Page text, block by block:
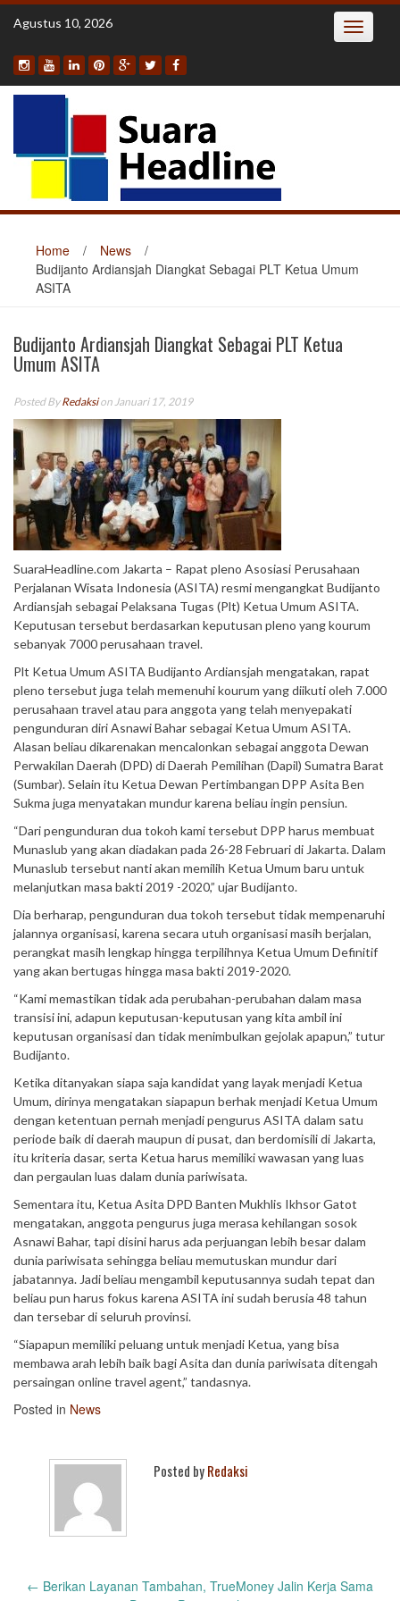
Skip
Agustus 10, 2026 Toggle
Home / News
/
Budijanto Ardiansjah Diangkat Sebagai PLT Ketua Umum
ASITA
Budijanto Ardiansjah Diangkat Sebagai PLT Ketua
Umum ASITA
Posted ByRedaksion Januari 17, 2019
SuaraHeadline.com Jakarta – Rapat pleno Asosiasi Perusahaan
Perjalanan Wisata Indonesia (ASITA) resmi mengangkat Budijanto
Ardiansjah sebagai Pelaksana Tugas (Plt) Ketua Umum ASITA.
Keputusan tersebut berdasarkan keputusan pleno yang kourum
sebanyak 7000 perusahaan travel.
Plt Ketua Umum ASITA Budijanto Ardiansjah mengatakan, rapat
pleno tersebut juga telah memenuhi kourum yang diikuti oleh 7.000
perusahaan travel atau para anggota yang telah menyepakati
pengunduran diri Asnawi Bahar sebagai Ketua Umum ASITA.
Alasan beliau dikarenakan mencalonkan sebagai anggota Dewan
Perwakilan Daerah (DPD) di Daerah Pemilihan (Dapil) Sumatra Barat
(Sumbar). Selain itu Ketua Dewan Pertimbangan DPP Asita Ben
Sukma juga menyatakan mundur karena beliau ingin pensiun.
“Dari pengunduran dua tokoh kami tersebut DPP harus membuat
Munaslub yang akan diadakan pada 26-28 Februari di Jakarta. Dalam
Munaslub tersebut nanti akan memilih Ketua Umum baru untuk
melanjutkan masa bakti 2019 -2020,” ujar Budijanto.
Dia berharap, pengunduran dua tokoh tersebut tidak mempenaruhi
jalannya organisasi, karena secara utuh organisasi masih berjalan,
perangkat masih lengkap hingga terpilihnya Ketua Umum Definitif
yang akan bertugas hingga masa bakti 2019-2020.
“Kami memastikan tidak ada perubahan-perubahan dalam masa
transisi ini, adapun keputusan-keputusan yang kita ambil ini
keputusan organisasi dan tidak menimbulkan gejolak apapun,” tutur
Budijanto.
Ketika ditanyakan siapa saja kandidat yang layak menjadi Ketua
Umum, dirinya mengatakan siapapun berhak menjadi Ketua Umum
dengan ketentuan pernah menjadi pengurus ASITA dalam satu
periode baik di daerah maupun di pusat, dan berdomisili di Jakarta,
itu kriteria dasar, serta Ketua harus memiliki wawasan yang luas
dan pergaulan luas dalam dunia pariwisata.
Sementara itu, Ketua Asita DPD Banten Mukhlis Ikhsor Gatot
mengatakan, anggota pengurus juga merasa kehilangan sosok
Asnawi Bahar, tapi disini harus ada perjuangan lebih besar dalam
dunia pariwisata sehingga beliau memutuskan mundur dari
jabatannya. Jadi beliau mengambil keputusannya sudah tepat dan
beliau pun harus fokus karena ASITA ini sudah berusia 48 tahun
dan tersebar di seluruh provinsi.
“Siapapun memiliki peluang untuk menjadi Ketua, yang bisa
membawa arah lebih baik bagi Asita dan dunia pariwisata ditengah
persaingan online travel agent,” tandasnya.
Posted in News
Posted byRedaksi
Post
← Berikan Layanan Tambahan, TrueMoney Jalin Kerja Sama